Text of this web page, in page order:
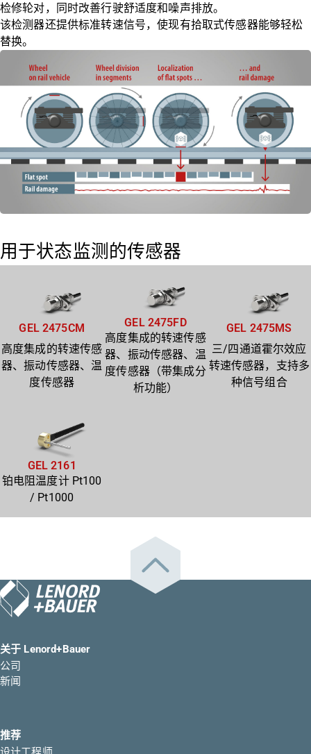
检修轮对，同时改善行驶舒适度和噪声排放。
该检测器还提供标准转速信号，使现有拾取式传感器能够轻松
替换。
用于状态监测的传感器
GEL 2475CM
高度集成的转速传感
器、振动传感器、温
度传感器
GEL 2475FD
高度集成的转速传感
器、振动传感器、温
度传感器（带集成分
析功能）
GEL 2475MS
三/四通道霍尔效应
转速传感器，支持多
种信号组合
GEL 2161
铂电阻温度计 Pt100
/ Pt1000
关于 Lenord+Bauer
公司
新闻
推荐